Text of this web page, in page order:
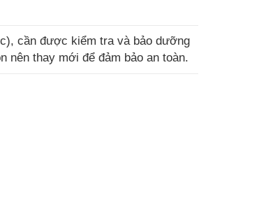
cần được kiểm tra và bảo dưỡng
nên thay mới để đảm bảo an toàn.